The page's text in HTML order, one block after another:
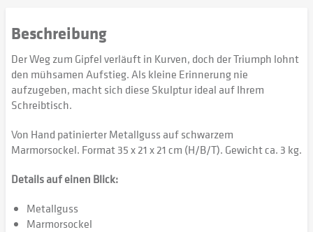
Beschreibung
Der Weg zum Gipfel verläuft in Kurven, doch der Triumph lohnt
den mühsamen Aufstieg. Als kleine Erinnerung nie
aufzugeben, macht sich diese Skulptur ideal auf Ihrem
Schreibtisch.
Von Hand patinierter Metallguss auf schwarzem
Marmorsockel. Format 35 x 21 x 21 cm (H/B/T). Gewicht ca. 3 kg.
Details auf einen Blick:
Metallguss
Marmorsockel